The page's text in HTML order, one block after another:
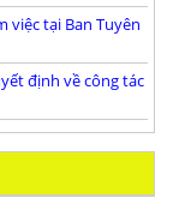
việc tại Ban Tuyên
định về công tác